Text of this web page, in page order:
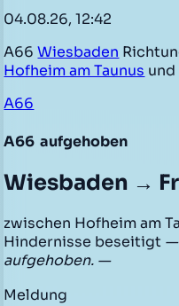
04.08.26, 12:42
A66Wiesbaden
Hofheim am Taunus und
A66
A66 aufgehoben
Wiesbaden →
zwischen Hofheim am
Hindernisse beseitigt —
aufgehoben. —
Meldung